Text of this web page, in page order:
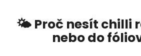
🌤️ Proč nesít chilli
nebo do